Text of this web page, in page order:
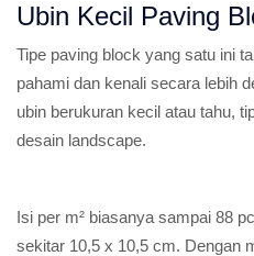
Ubin Kecil Paving
Tipe paving block yang satu ini
pahami dan kenali secara lebih
ubin berukuran kecil atau tahu,
desain landscape.
Isi per m² biasanya sampai 88
sekitar 10,5 x 10,5 cm. Dengan